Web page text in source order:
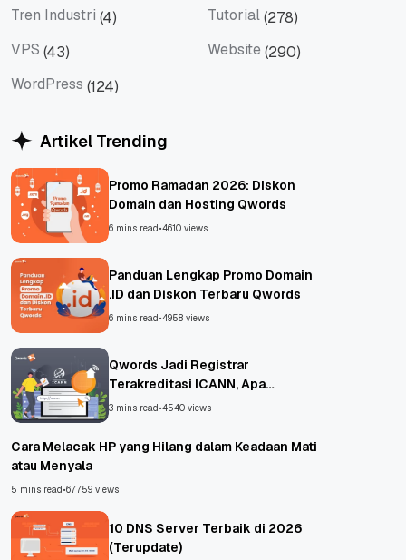
Tren Industri (4) Tutorial(278)
VPS (43) Website (290)
WordPress (124)
Artikel Trending
Promo Ramadan 2026: Diskon
Domain dan Hosting Qwords
6 mins read•4610 views
Panduan Lengkap Promo Domain
.ID dan Diskon Terbaru Qwords
6 mins read•4958 views
Qwords Jadi Registrar
Terakreditasi ICANN, Apa
Untungnya?
3 mins read•4540 views
Cara Melacak HP yang Hilang dalam Keadaan Mati
atau Menyala
5 mins read•67759 views
10 DNS Server Terbaik di 2026
(Terupdate)